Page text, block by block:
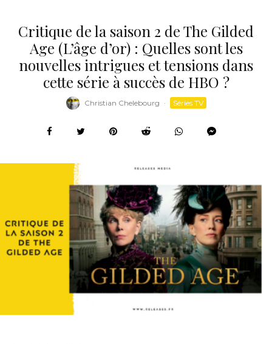
Critique de la saison 2 de The Gilded
Age (L’âge d’or) : Quelles sont les
nouvelles intrigues et tensions dans
cette série à succès de HBO ?
Christian Chelebourg · Séries TV